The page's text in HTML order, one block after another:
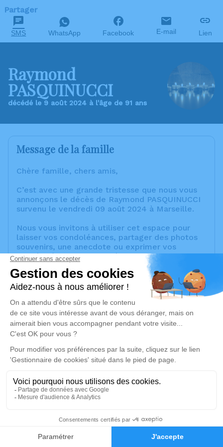
Faire-part Hommages
Partager
SMS WhatsApp Facebook E-mail Lien
Raymond
PASQUINUCCI
décédé le 9 août 2024 à l'âge de 91 ans
Message de la famille
Chère famille, chers amis,
C’est avec une grande tristesse que nous vous
annonçons le décès de Raymond PASQUINUCCI
survenu le vendredi 09 août 2024 à Marseille.
Nous vous invitons à utiliser cet espace pour
laisser vos condoléances, partager des photos
souvenirs, une anecdote ou exprimer vos
pensées à travers des poèmes ou des textes.
Cet endroit est un lieu d'expression dédié à
honorer la mémoire de Raymond PASQUINUCCI.
Un service de plantation d’arbre hommage est
disponible ici.
Cérémonie religieuse
Église Sainte-Anne de Septèmes-les-Vallons
Place Didier Tramoni
Je rends hommage